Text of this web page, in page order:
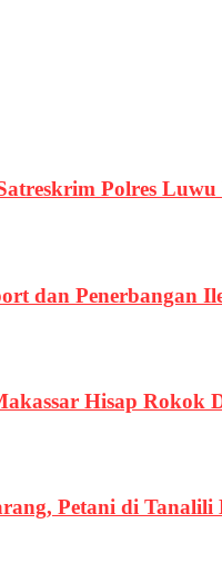
Polres
dan Penerbangan
Hisap Rokok
Petani di